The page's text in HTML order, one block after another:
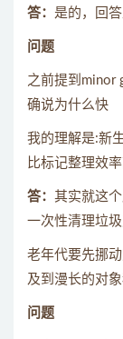
答： 是的，回
问题
之前提到minor
确说为什么快
我的理解是:新
比标记整理效
答： 其实就这
一次性清理垃
老年代要先挪
及到漫长的对
问题